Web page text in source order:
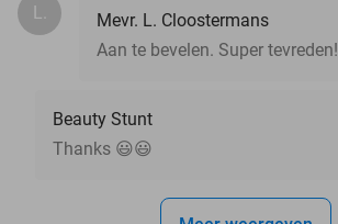
L.
Mevr. L. Cloostermans
Aan te bevelen. Super tevreden!
Beauty Stunt
Thanks 😃😃